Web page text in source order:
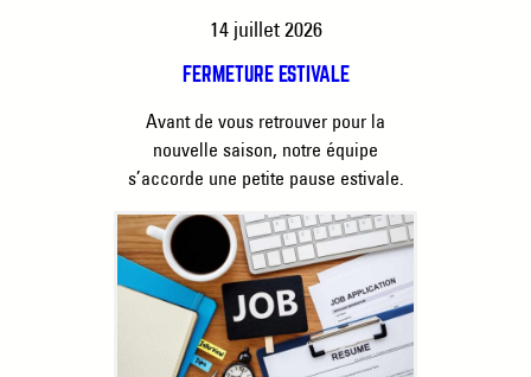
14 juillet 2026
FERMETURE ESTIVALE
Avant de vous retrouver pour la
nouvelle saison, notre équipe
s’accorde une petite pause estivale.